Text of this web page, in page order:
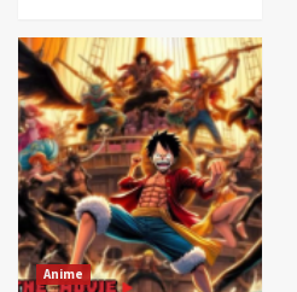
Anime